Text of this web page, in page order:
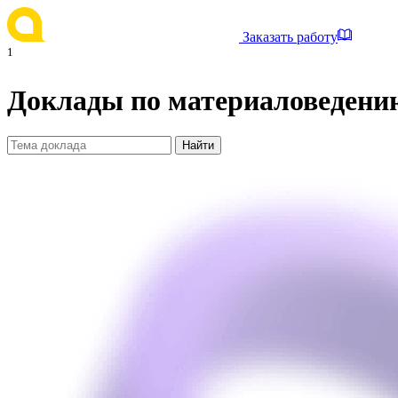
Заказать работу
1
Доклады по
Найти